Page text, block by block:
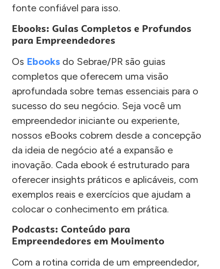
fonte confiável para isso.
Ebooks: Guias Completos e Profundos
para Empreendedores
Os Ebooks do Sebrae/PR são guias
completos que oferecem uma visão
aprofundada sobre temas essenciais para o
sucesso do seu negócio. Seja você um
empreendedor iniciante ou experiente,
nossos eBooks cobrem desde a concepção
da ideia de negócio até a expansão e
inovação. Cada ebook é estruturado para
oferecer insights práticos e aplicáveis, com
exemplos reais e exercícios que ajudam a
colocar o conhecimento em prática.
Podcasts: Conteúdo para
Empreendedores em Movimento
Com a rotina corrida de um empreendedor,